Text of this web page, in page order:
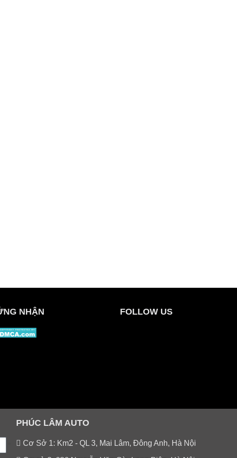
NHẬN FOLLOW US
PHÚC LÂM AUTO
Cơ Sở 1: Km2 - QL 3, Mai Lâm, Đông Anh, Hà Nội